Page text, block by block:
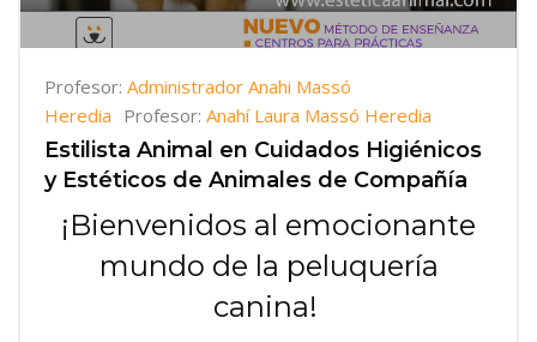
Profesor: Administrador Anahi Massó
Heredia Profesor: Anahí Laura Massó Heredia
Estilista Animal en Cuidados Higiénicos
y Estéticos de Animales de Compañía
¡Bienvenidos al emocionante
mundo de la peluquería
canina!